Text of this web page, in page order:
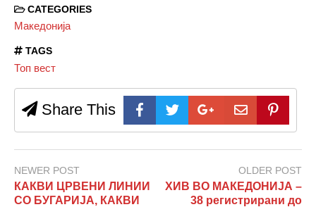
CATEGORIES
Македонија
TAGS
Топ вест
Share This
NEWER POST
КАКВИ ЦРВЕНИ ЛИНИИ
СО БУГАРИЈА, КАКВИ
OLDER POST
ХИВ ВО МАКЕДОНИЈА –
38 регистрирани до